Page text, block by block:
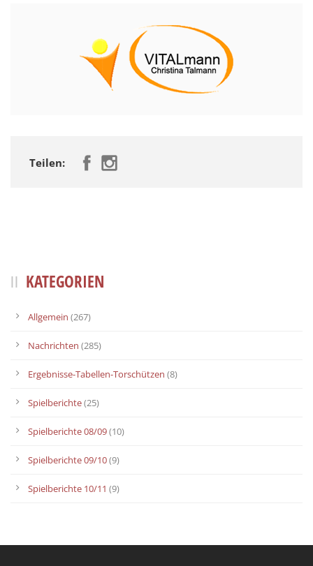
Teilen:
KATEGORIEN
Allgemein (267)
Nachrichten (285)
Ergebnisse-Tabellen-Torschützen (8)
Spielberichte(25)
Spielberichte 08/09(10)
Spielberichte 09/10(9)
Spielberichte 10/11 (9)